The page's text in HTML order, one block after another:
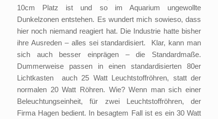
10cm Platz ist und so im Aquarium ungewollte
Dunkelzonen entstehen. Es wundert mich sowieso, dass
hier noch niemand reagiert hat. Die Industrie hatte bisher
ihre Ausreden – alles sei standardisiert. Klar, kann man
sich auch besser einprägen – die Standardmaße.
Dummerweise passen in einen standardisierten 80er
Lichtkasten auch 25 Watt Leuchtstoffröhren, statt der
normalen 20 Watt Röhren. Wie? Wenn man sich einer
Beleuchtungseinheit, für zwei Leuchtstoffröhren, der
Firma Hagen bedient. In besagtem Fall ist es ein 30 Watt